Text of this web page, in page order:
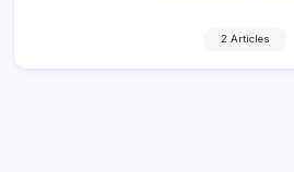
2 Articles